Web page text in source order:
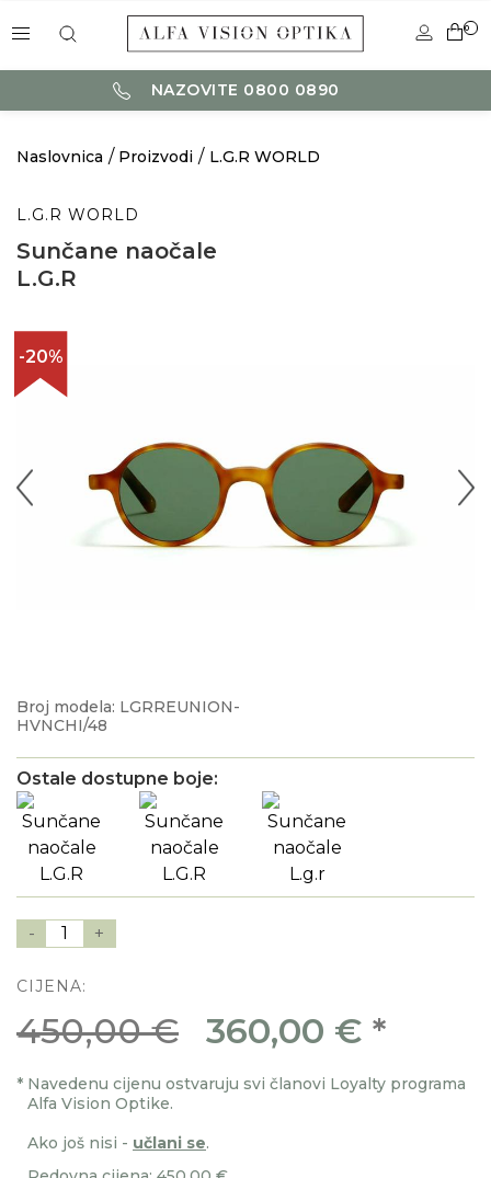
0
NAZOVITE 0800 0890
Naslovnica Proizvodi L.G.R WORLD
L.G.R WORLD
Sunčane naočale
L.G.R
-20%
Broj modela: LGRREUNION-
HVNCHI/48
Ostale dostupne boje:
- 1 +
CIJENA:
450,00 € 360,00 € *
* Navedenu cijenu ostvaruju svi članovi Loyalty programa
Alfa Vision Optike.
Ako još nisi - učlani se.